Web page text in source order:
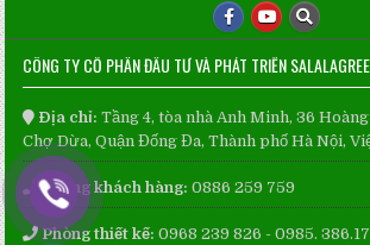
CÔNG TY CỔ PHẦN ĐẦU TƯ VÀ PHÁT TRIỂN
Địa chỉ: Tầng 4, tòa nhà Anh Minh, 36
Chợ Dừa, Quận Đống Đa, Thành phố Hà Nội,
Phòng khách hàng: 0886 259 759
Phòng thiết kế: 0968 239 826 - 0985.